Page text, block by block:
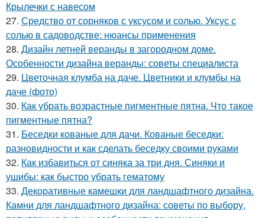
Крылечки с навесом
27. Средство от сорняков с уксусом и солью. Уксус с
солью в садоводстве: нюансы применения
28. Дизайн летней веранды в загородном доме.
Особенности дизайна веранды: советы специалиста
29. Цветочная клумба на даче. Цветники и клумбы на
даче (фото)
30. Как убрать возрастные пигментные пятна. Что такое
пигментные пятна?
31. Беседки кованые для дачи. Кованые беседки:
разновидности и как сделать беседку своими руками
32. Как избавиться от синяка за три дня. Синяки и
ушибы: как быстро убрать гематому
33. Декоративные камешки для ландшафтного дизайна.
Камни для ландшафтного дизайна: советы по выбору,